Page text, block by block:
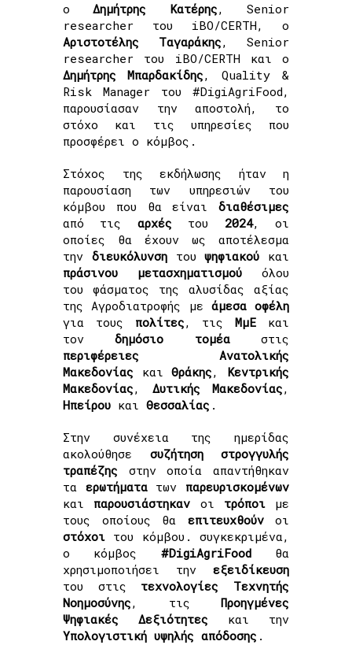
οΔημήτρης Κατέρης, Senior
researcher του iBO/CERTH, ο
Αριστοτέλης Ταγαράκης, Senior
researcher του iBO/CERTH και ο
Δημήτρης Μπαρδακίδης, Quality &
Risk Manager του #DigiAgriFood,
παρουσίασαν την αποστολή, το
στόχο και τις υπηρεσίες που
προσφέρει ο κόμβος.
Στόχος της εκδήλωσης ήταν η
παρουσίαση των υπηρεσιών του
κόμβου που θα είναι διαθέσιμες
από τις αρχές του 2024, οι
οποίες θα έχουν ως αποτέλεσμα
την διευκόλυνσητουψηφιακού και
πράσινου
μετασχηματισμού όλου
του φάσματος της αλυσίδας αξίας
της Αγροδιατροφής με άμεσα οφέλη
για τους πολίτες, τιςΜμΕ και
τονδημόσιο τομέαστις
περιφέρειες
Ανατολικής
Μακεδονίας καιΘράκης, Κεντρικής
Μακεδονίας, Δυτικής Μακεδονίας,
Ηπείρου και Θεσσαλίας .
Στην συνέχεια της ημερίδας
ακολούθησε συζήτηση στρογγυλής
τραπέζης στην οποία απαντήθηκαν
τα ερωτήματατων παρευρισκομένων
και παρουσιάστηκαν οι τρόποιμε
τους οποίους θα επιτευχθούνοι
στόχοι του κόμβου. συγκεκριμένα,
ο κόμβος #DigiAgriFoodθα
χρησιμοποιήσει την εξειδίκευση
του στις τεχνολογίες
Τεχνητής
Νοημοσύνης, τις Προηγμένες
Ψηφιακές
Δεξιότητες και την
Υπολογιστική υψηλής απόδοσης .